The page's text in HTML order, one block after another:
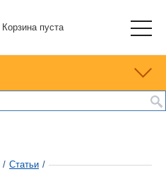
Корзина пуста
/ Статьи /